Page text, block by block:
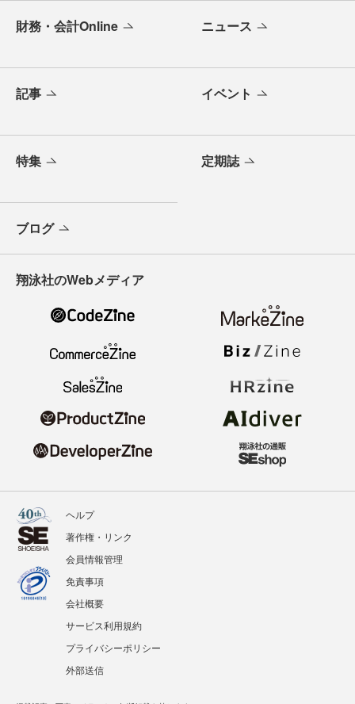
財務・会計Online ニュース
記事 イベント
特集 定期誌
ブログ
翔泳社のWebメディア
ヘルプ
著作権・リンク
会員情報管理
免責事項
会社概要
サービス利用規約
プライバシーポリシー
外部送信